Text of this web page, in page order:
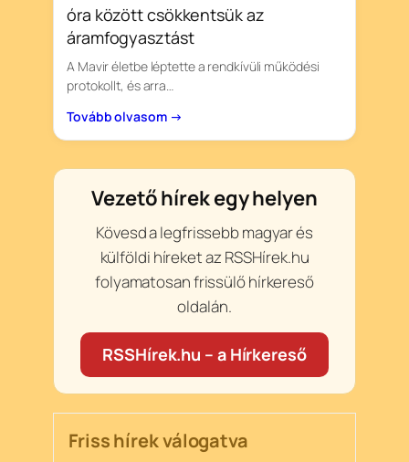
óra között csökkentsük az
áramfogyasztást
A Mavir életbe léptette a rendkívüli működési
protokollt, és arra…
Tovább olvasom →
Vezető hírek egy helyen
Kövesd a legfrissebb magyar és
külföldi híreket az RSSHírek.hu
folyamatosan frissülő hírkereső
oldalán.
RSSHírek.hu – a Hírkereső
Friss hírek válogatva